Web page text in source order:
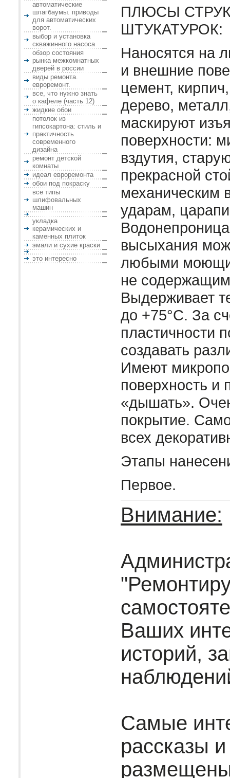
автоматические
шлагбаумы. приводы
для автоматических
ворот.
выбор и установка
скважинного насоса
обзор состояния
рынка межкомнатных
дверей в россии
виды ремонта.
евроремонт.
все, что нужно знать
о кафеле (часть 12)
жидкие обои
потолок из
гипсокартона: стиль и
практичность
современного
дизайна
ремонт детской
комнаты
идеал евроремонта
обои под покраску
все типы
шлифовальных
машин
укладка
керамических и
каменных плиток
эмали и сухие краски
это интересно
ПЛЮСЫ
ШТУКАТУРОК:
Наносятся на
и внешние
цемент,
дерево,
маскируют
поверхности:
вздутия,
прекрасной
механическим
ударам,
высыхания
любыми
не
Выдерживает
до +75°С. За
пластичности
создавать
Имеют
поверхность и
«дышать».
покрытие.
всех
Этапы
Первое.
Внимание:
Ваших
историй,
Самые
рассказы и